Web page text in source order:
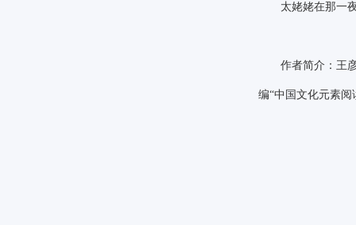
太姥姥在那一夜
作者简介：王彦
编“中国文化元素阅